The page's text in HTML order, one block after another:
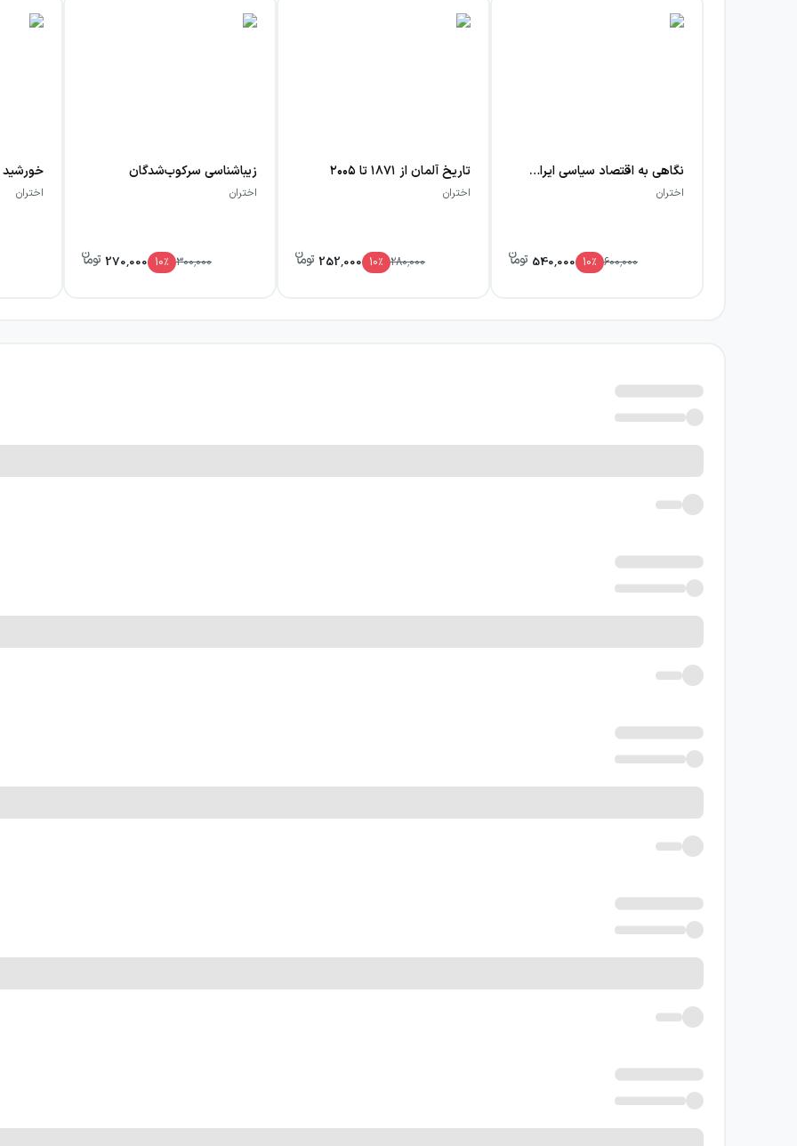
نگاهی به اقتصاد سیاسی ایران از دههٔ ۱۳۴۰ تا سال ۱۳۹۵
اختران
600,000
10٪ 540,000
تاریخ آلمان از ۱۸۷۱ تا ۲۰۰۵
اختران
280,000
10٪ 252,000
زیباشناسی سرکوب‌شدگان
اختران
300,000
10٪ 270,000
اختران